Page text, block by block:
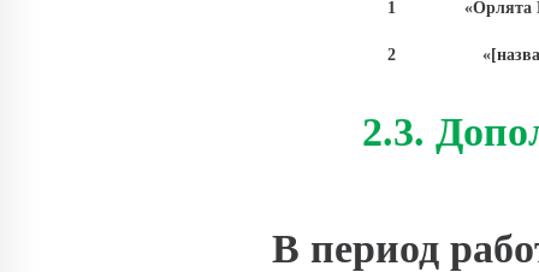
1 «Орлята
2
2.3.
В период